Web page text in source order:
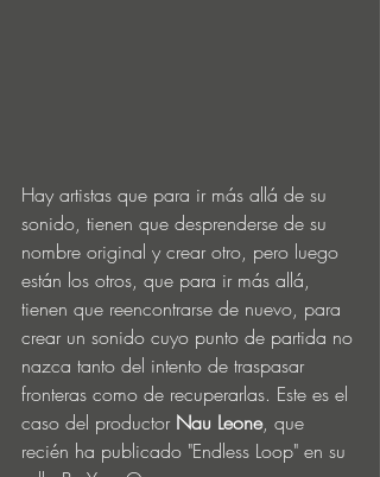
Hay artistas que para ir más allá de su
sonido, tienen que desprenderse de su
nombre original y crear otro, pero luego
están los otros, que para ir más allá,
tienen que reencontrarse de nuevo, para
crear un sonido cuyo punto de partida no
nazca tanto del intento de traspasar
fronteras como de recuperarlas. Este es el
caso del productor Nau Leone, que
recién ha publicado "Endless Loop" en su